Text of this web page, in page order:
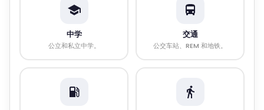
中学
公立和私立中学。
交通
公交车站、REM 和地铁。